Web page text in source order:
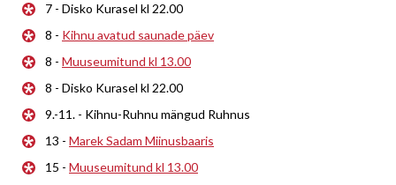
7 - Disko Kurasel kl 22.00
8 - Kihnu avatud saunade päev
8 - Muuseumitund kl 13.00
8 - Disko Kurasel kl 22.00
9.-11. - Kihnu-Ruhnu mängud Ruhnus
13 - Marek Sadam Miinusbaaris
15 - Muuseumitund kl 13.00